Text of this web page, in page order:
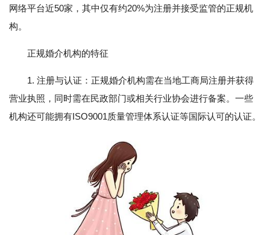
网络平台近50家，其中仅有约20%为注册并接受监管的正规机
构。
正规婚介机构的特征
1. 注册与认证：正规婚介机构需在当地工商局注册并获得
营业执照，同时需在民政部门或相关行业协会进行备案。一些
机构还可能拥有ISO9001质量管理体系认证等国际认可的认证。